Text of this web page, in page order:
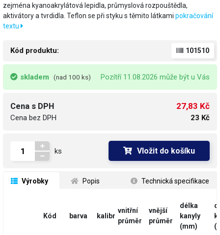
zejména kyanoakrylátová lepidla, průmyslová rozpouštědla,
aktivátory a tvrdidla. Teflon se při styku s těmito látkami pokračování
textu
Kód produktu: 101510
skladem (nad 100 ks) Pozítří 11.08.2026 může být u Vás
Cena s DPH
Cena bez DPH
27,83 Kč
23 Kč
ks Vložit do košíku
Výrobky Popis Technická specifikace
Kód barva kalibr
vnitřní
průměr
vnější
průměr
délka
kanyly
(mm)